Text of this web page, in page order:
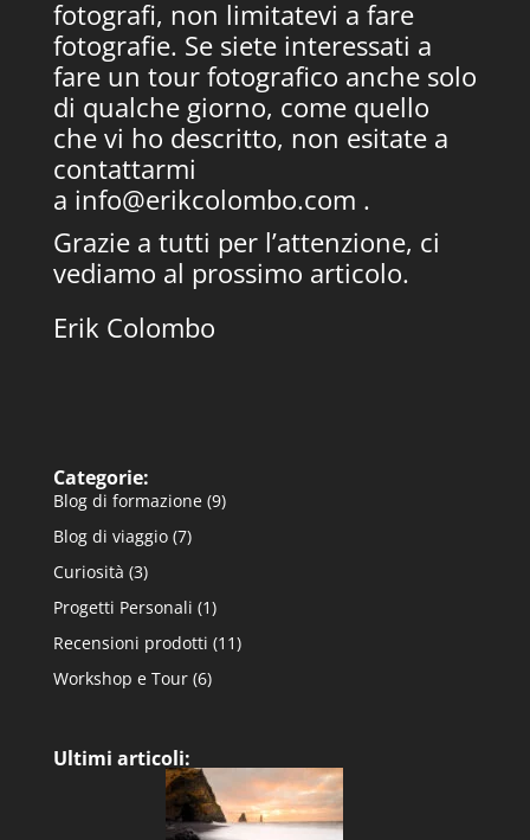
fotografi, non limitatevi a fare
fotografie. Se siete interessati a
fare un tour fotografico anche solo
di qualche giorno, come quello
che vi ho descritto, non esitate a
contattarmi
a info@erikcolombo.com .
Grazie a tutti per l’attenzione, ci
vediamo al prossimo articolo.
Erik Colombo
Categorie:
Blog di formazione(9)
Blog di viaggio(7)
Curiosità (3)
Progetti Personali (1)
Recensioni prodotti (11)
Workshop e Tour(6)
Ultimi articoli: